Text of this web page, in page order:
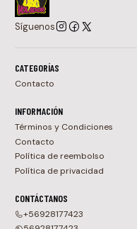
Síguenos
CATEGORÍAS
Contacto
INFORMACIÓN
Términos y Condiciones
Contacto
Política de reembolso
Política de privacidad
CONTÁCTANOS
+56928177423